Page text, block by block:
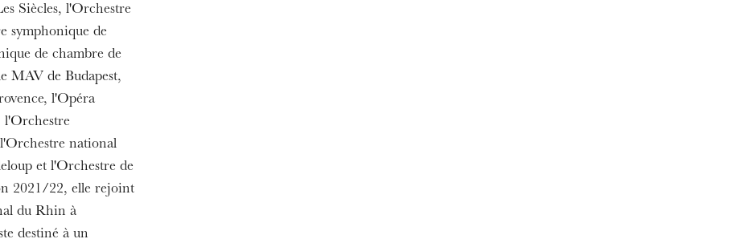
Siècles, l'Orchestre
symphonique de
de chambre de
MAV de Budapest,
l'Opéra
national
et l'Orchestre de
2021/22, elle rejoint
du Rhin à
destiné à un